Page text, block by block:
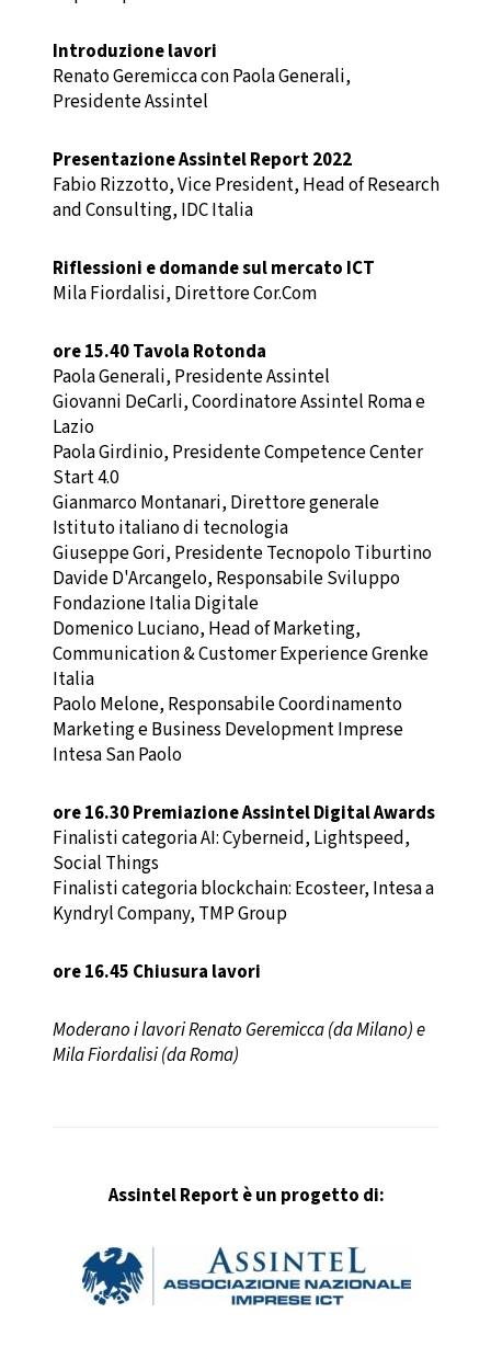
Introduzione lavori
Renato Geremicca con Paola Generali,
Presidente Assintel
Presentazione Assintel Report 2022
Fabio Rizzotto, Vice President, Head of Research
and Consulting, IDC Italia
Riflessioni e domande sul mercato ICT
Mila Fiordalisi, Direttore Cor.Com
ore 15.40 Tavola Rotonda
Paola Generali, Presidente Assintel
Giovanni DeCarli, Coordinatore Assintel Roma e
Lazio
Paola Girdinio, Presidente Competence Center
Start 4.0
Gianmarco Montanari, Direttore generale
Istituto italiano di tecnologia
Giuseppe Gori, Presidente Tecnopolo Tiburtino
Davide D'Arcangelo, Responsabile Sviluppo
Fondazione Italia Digitale
Domenico Luciano, Head of Marketing,
Communication & Customer Experience Grenke
Italia
Paolo Melone, Responsabile Coordinamento
Marketing e Business Development Imprese
Intesa San Paolo
ore 16.30 Premiazione Assintel Digital Awards
Finalisti categoria AI: Cyberneid, Lightspeed,
Social Things
Finalisti categoria blockchain: Ecosteer, Intesa a
Kyndryl Company, TMP Group
ore 16.45 Chiusura lavori
Moderano i lavori Renato Geremicca (da Milano) e
Mila Fiordalisi (da Roma)
Assintel Report è un progetto di: